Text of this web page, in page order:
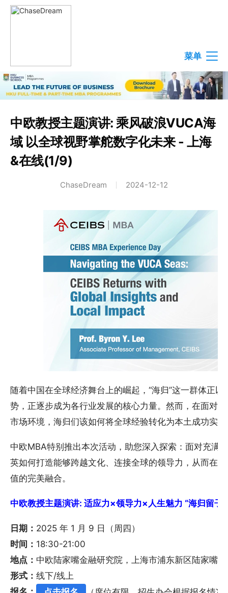
菜单
中欧教授主题演讲: 乘风破浪VUCA海
域 以全球视野掌舵数字化未来 - 上海
&在线(1/9)
ChaseDream 2024-12-12
随着中国在全球经济舞台上的崛起，“海归”这一群体正
势，正逐步成为各行业发展的核心力量。然而，在面对
市场环境，海归们该如何将全球经验转化为本土成功实
中欧MBA特别推出本次活动，助您深入探索：面对充满
英如何打造能够跨越文化、连接全球的领导力，从而在
值的完美融合。
中欧教授主题演讲: 适应力×领导力×人生魅力 “海归留
日期： 2025 年 1 月 9 日（周四）
时间： 18:30-21:00
地点： 中欧陆家嘴金融研究院，上海市浦东新区陆家嘴
形式： 线下/线上